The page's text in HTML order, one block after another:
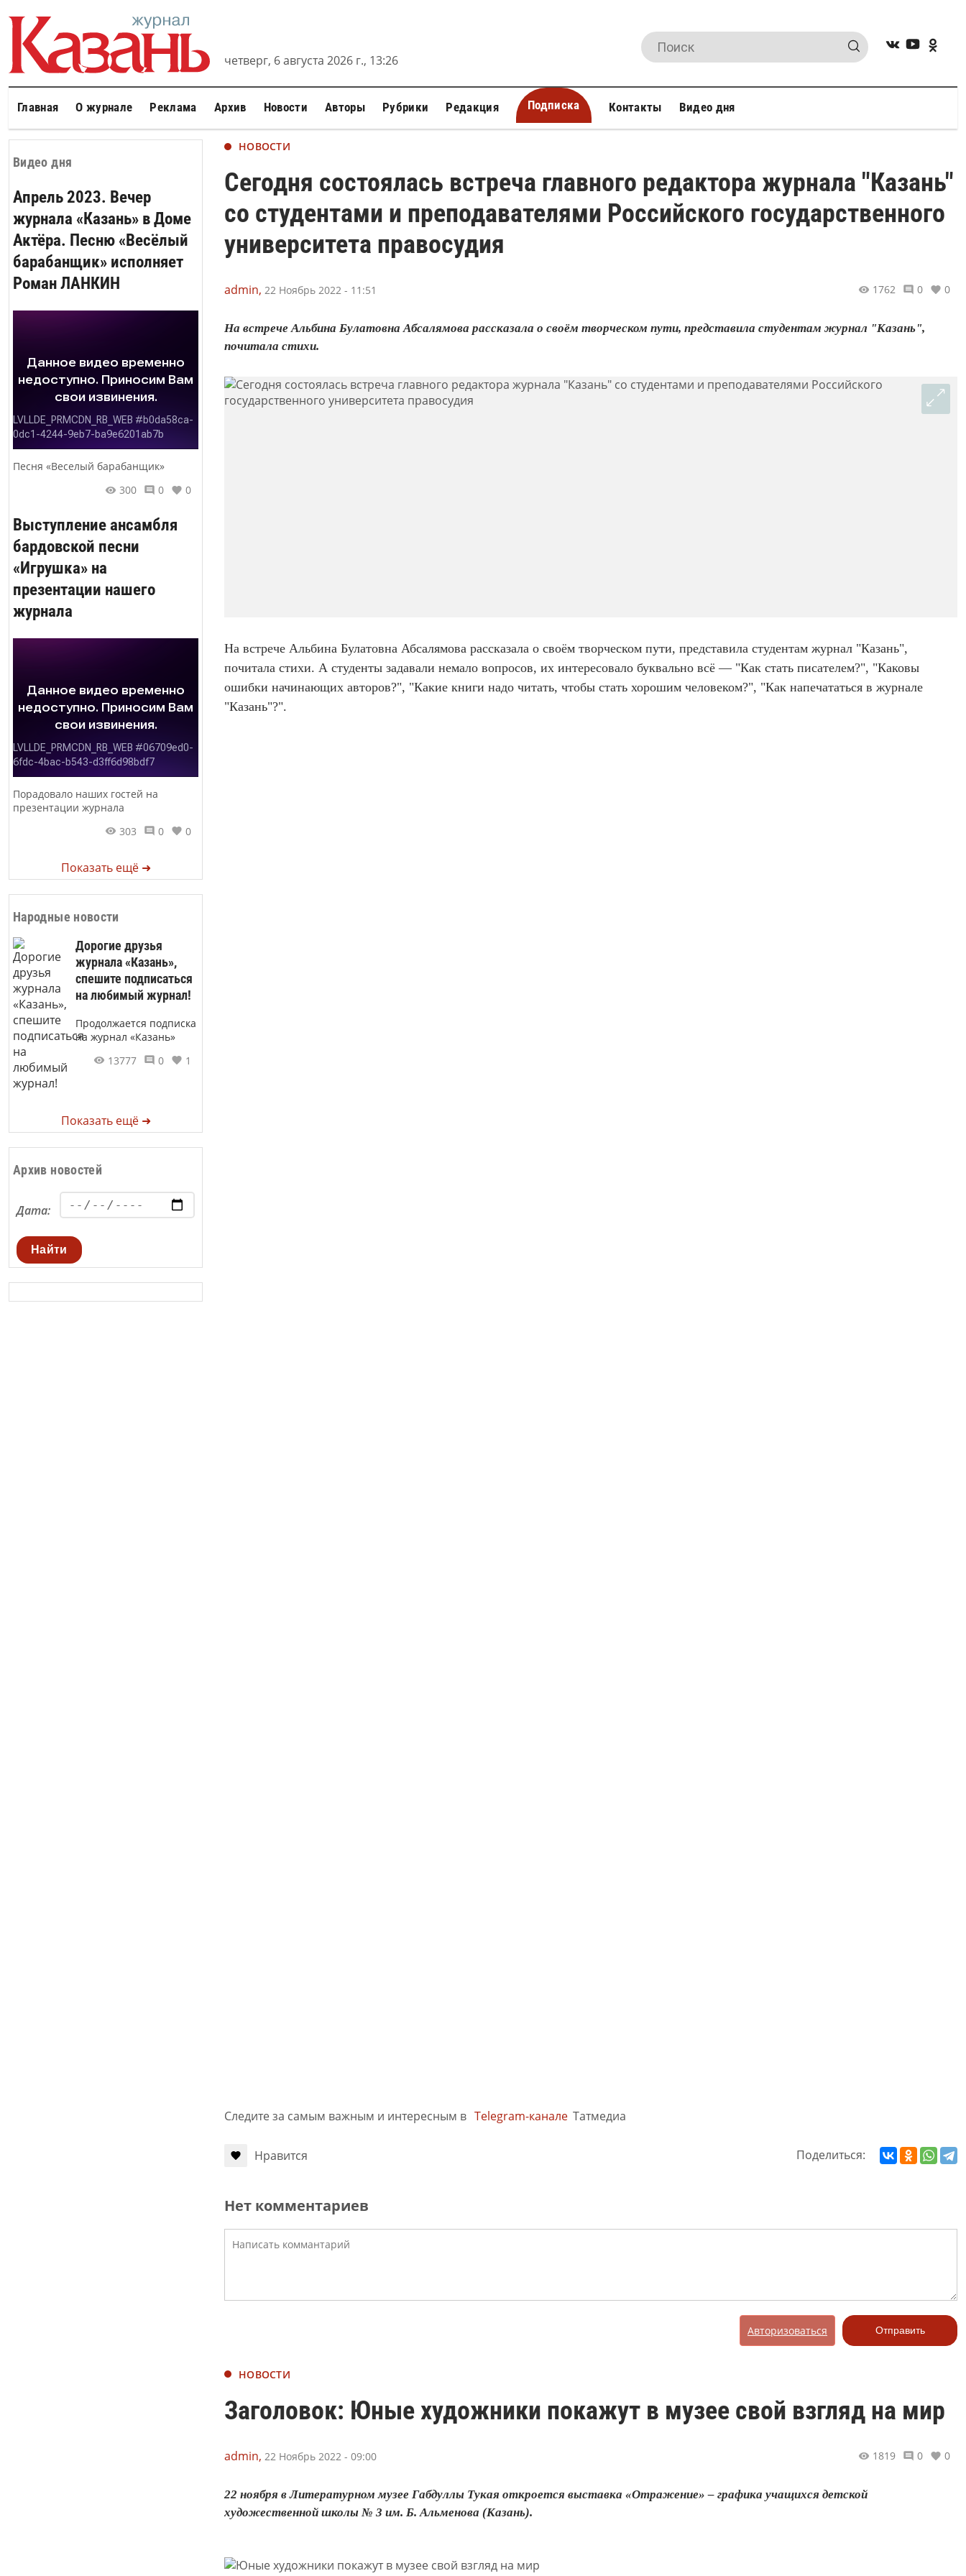
четверг, 6 августа 2026 г., 13:26
Главная О журнале Реклама Архив Новости Авторы Рубрики Редакция Подписка Контакты Видео дня
Видео дня
Апрель 2023. Вечер
журнала «Казань» в Доме
Актёра. Песню «Весёлый
барабанщик» исполняет
Роман ЛАНКИН
Песня «Веселый барабанщик»
300
0 0
Выступление ансамбля
бардовской песни
«Игрушка» на
презентации нашего
журнала
Порадовало наших гостей на
презентации журнала
303
0 0
Показать ещё ➜
Народные новости
Дорогие друзья
журнала «Казань»,
спешите подписаться
на любимый журнал!
Продолжается подписка
на журнал «Казань»
13777
0 1
Показать ещё ➜
Архив новостей
Дата:
Найти
НОВОСТИ
Сегодня состоялась встреча главного редактора журнала "Казань"
со студентами и преподавателями Российского государственного
университета правосудия
admin, 22 Ноябрь 2022 - 11:51 1762 0 0
На встрече Альбина Булатовна Абсалямова рассказала о своём творческом пути, представила студентам журнал "Казань",
почитала стихи.
На встрече Альбина Булатовна Абсалямова рассказала о своём творческом пути, представила студентам журнал "Казань",
почитала стихи. А студенты задавали немало вопросов, их интересовало буквально всё — "Как стать писателем?", "Каковы
ошибки начинающих авторов?", "Какие книги надо читать, чтобы стать хорошим человеком?", "Как напечататься в журнале
"Казань"?".
Следите за самым важным и интересным в Telegram-канале Татмедиа
Нравится Поделиться:
Нет комментариев
Авторизоваться Отправить
НОВОСТИ
Заголовок: Юные художники покажут в музее свой взгляд на мир
admin, 22 Ноябрь 2022 - 09:00 1819 0 0
22 ноября в Литературном музее Габдуллы Тукая откроется выставка «Отражение» – графика учащихся детской
художественной школы № 3 им. Б. Альменова (Казань).